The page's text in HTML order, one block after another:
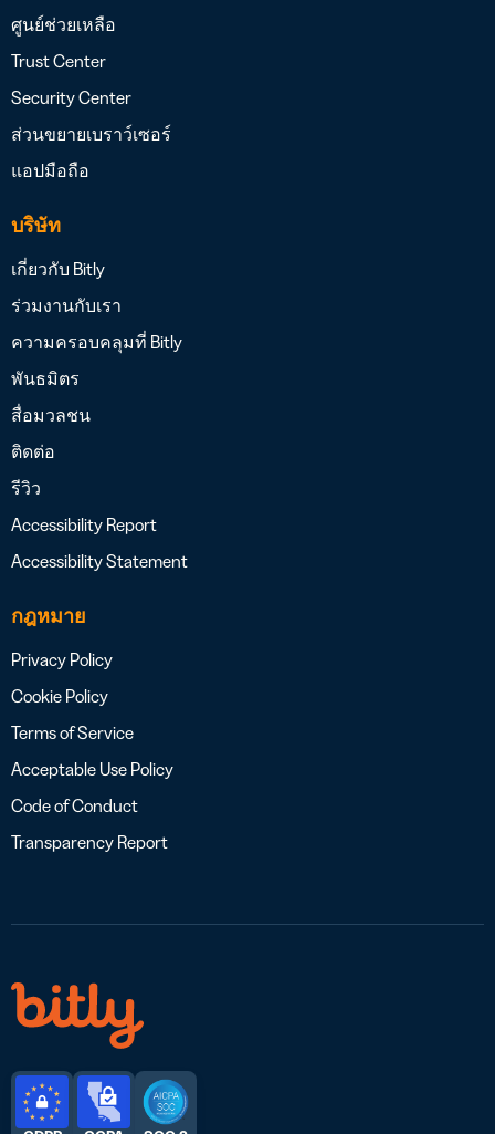
ศูนย์ช่วยเหลือ
Trust Center
Security Center
ส่วนขยายเบราว์เซอร์
แอปมือถือ
บริษัท
เกี่ยวกับ Bitly
ร่วมงานกับเรา
ความครอบคลุมที่ Bitly
พันธมิตร
สื่อมวลชน
ติดต่อ
รีวิว
Accessibility Report
Accessibility Statement
กฎหมาย
Privacy Policy
Cookie Policy
Terms of Service
Acceptable Use Policy
Code of Conduct
Transparency Report